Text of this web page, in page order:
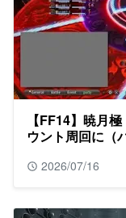
【FF14】暁月
ウント周回に（
2026/07/16